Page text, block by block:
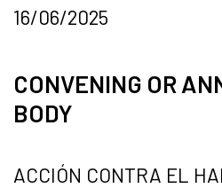
16/06/2025
CONVENING OR
BODY
ACCIÓN CONTRA EL